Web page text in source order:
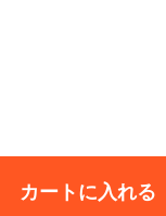
カートに入れる